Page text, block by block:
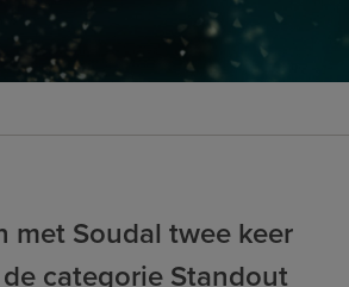
met Soudal twee keer
categorie Standout